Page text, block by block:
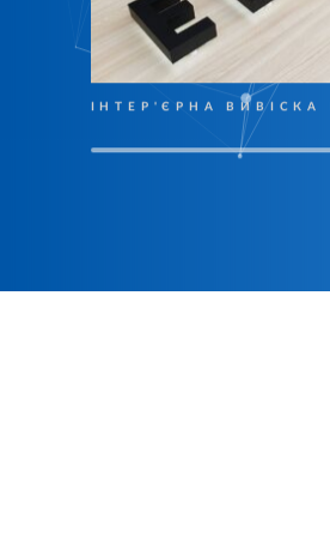
ІНТЕР'ЄРНА ВИВІСКА